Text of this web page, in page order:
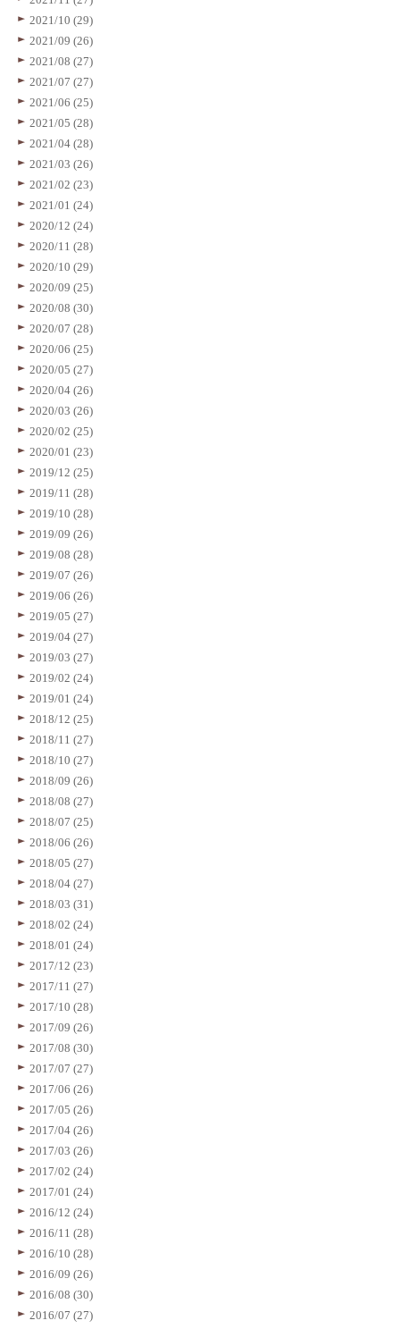
2021/10 (29)
2021/09 (26)
2021/08 (27)
2021/07 (27)
2021/06 (25)
2021/05 (28)
2021/04 (28)
2021/03 (26)
2021/02 (23)
2021/01 (24)
2020/12 (24)
2020/11 (28)
2020/10 (29)
2020/09 (25)
2020/08 (30)
2020/07 (28)
2020/06 (25)
2020/05 (27)
2020/04 (26)
2020/03 (26)
2020/02 (25)
2020/01 (23)
2019/12 (25)
2019/11 (28)
2019/10 (28)
2019/09 (26)
2019/08 (28)
2019/07 (26)
2019/06 (26)
2019/05 (27)
2019/04 (27)
2019/03 (27)
2019/02 (24)
2019/01 (24)
2018/12 (25)
2018/11 (27)
2018/10 (27)
2018/09 (26)
2018/08 (27)
2018/07 (25)
2018/06 (26)
2018/05 (27)
2018/04 (27)
2018/03 (31)
2018/02 (24)
2018/01 (24)
2017/12 (23)
2017/11 (27)
2017/10 (28)
2017/09 (26)
2017/08 (30)
2017/07 (27)
2017/06 (26)
2017/05 (26)
2017/04 (26)
2017/03 (26)
2017/02 (24)
2017/01 (24)
2016/12 (24)
2016/11 (28)
2016/10 (28)
2016/09 (26)
2016/08 (30)
2016/07 (27)